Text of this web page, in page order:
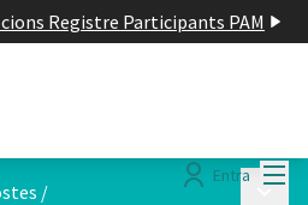
Registre Participants PAM
Entra
/